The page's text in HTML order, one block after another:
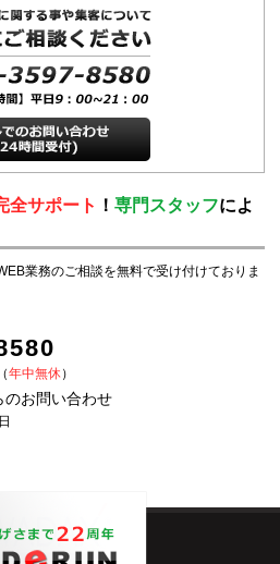
全サポート ！ 専門スタッフによ
業務のご相談を無料で受け付けておりま
年中無休）
のお問い合わせ